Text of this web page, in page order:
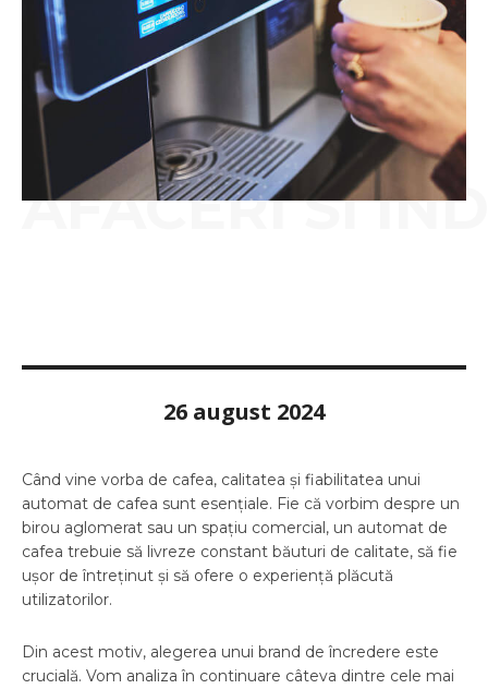
AFACERI SI
26 august 2024
Când vine vorba de cafea, calitatea și fiabilitatea unui
automat de cafea sunt esențiale. Fie că vorbim despre un
birou aglomerat sau un spațiu comercial, un automat de
cafea trebuie să livreze constant băuturi de calitate, să fie
ușor de întreținut și să ofere o experiență plăcută
utilizatorilor.
Din acest motiv, alegerea unui brand de încredere este
crucială. Vom analiza în continuare câteva dintre cele mai